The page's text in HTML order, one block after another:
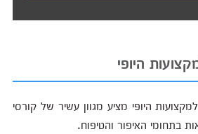
היופי
היופי מציע מגוון עשיר של קורסי
בתחומי האיפור והטיפוח.